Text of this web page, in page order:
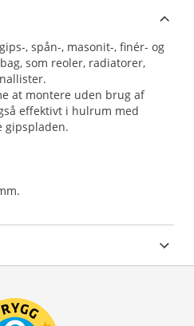
, spån-, masonit-, finér- og
som reoler, radiatorer,
at montere uden brug af
effektivt i hulrum med
gipspladen.